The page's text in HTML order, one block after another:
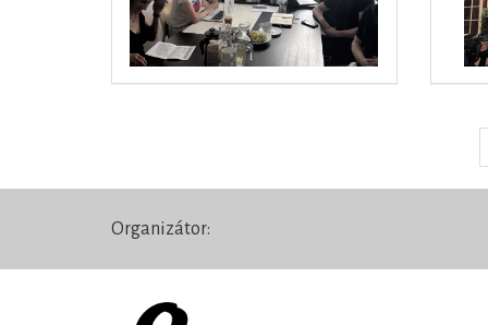
Organizátor: